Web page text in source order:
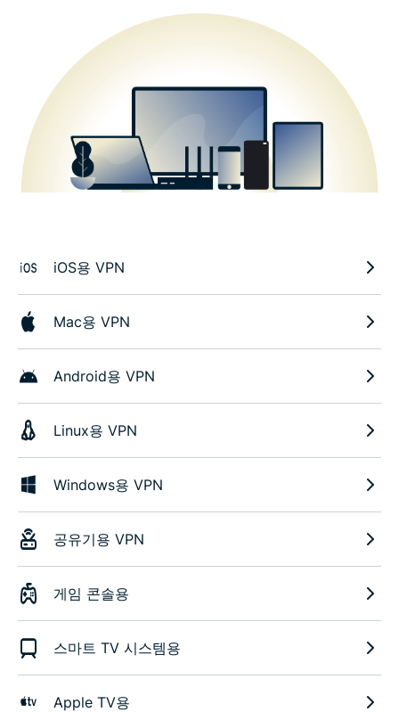
iOS용 VPN
Mac용 VPN
Android용 VPN
Linux용 VPN
Windows용 VPN
공유기용 VPN
게임 콘솔용
스마트 TV 시스템용
Apple TV용